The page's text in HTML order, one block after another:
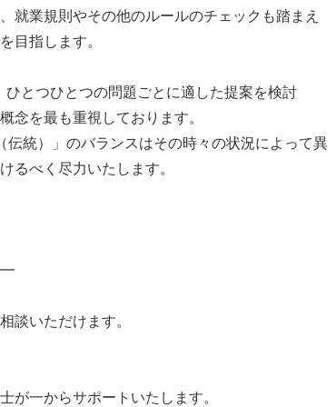
就業規則やその他のルールのチェックも踏まえ
目指します。
とつひとつの問題ごとに適した提案を検討
念を最も重視しております。
伝統）」のバランスはその時々の状況によって異
るべく尽力いたします。
談いただけます。
が一からサポートいたします。